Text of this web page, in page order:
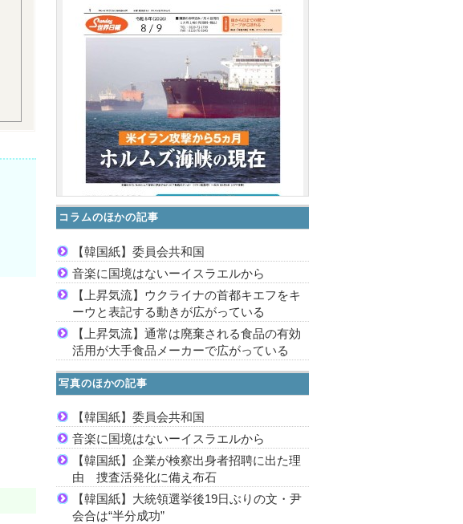
コラムのほかの記事
【韓国紙】委員会共和国
音楽に国境はないーイスラエルから
【上昇気流】ウクライナの首都キエフをキ
ーウと表記する動きが広がっている
【上昇気流】通常は廃棄される食品の有効
活用が大手食品メーカーで広がっている
写真のほかの記事
【韓国紙】委員会共和国
音楽に国境はないーイスラエルから
【韓国紙】企業が検察出身者招聘に出た理
由 捜査活発化に備え布石
【韓国紙】大統領選挙後19日ぶりの文・尹
会合は“半分成功”